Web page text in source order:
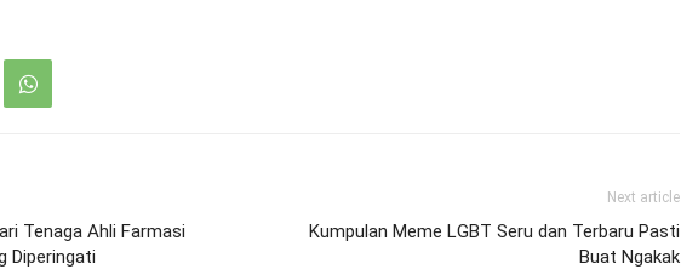
Tenaga Ahli Farmasi
Diperingati
Next article
Kumpulan Meme LGBT Seru dan Terbaru Pasti
Buat Ngakak